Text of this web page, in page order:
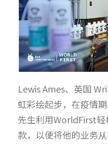
Lewis Ames、英国
虹彩绘起步，在疫情
先生利用WorldFirst
款，以便将他的业务